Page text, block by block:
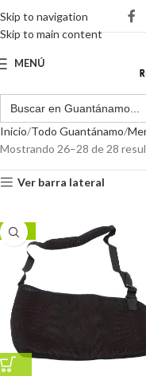
Skip to navigation
Skip to main content
MENÚ
Inicio Todo Guantánamo
Mostrando 26–28 de 28
Ver barra lateral
-29%